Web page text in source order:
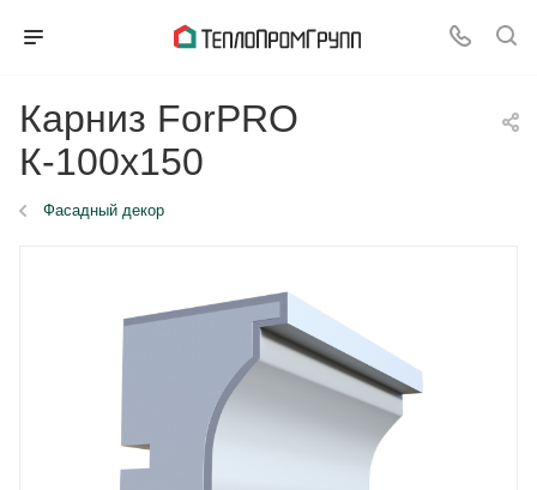
Карниз ForPRO
К-100x150
Фасадный декор